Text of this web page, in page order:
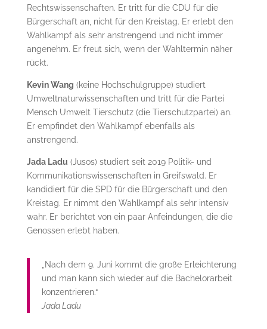
Rechtswissenschaften. Er tritt für die CDU für die
Bürgerschaft an, nicht für den Kreistag. Er erlebt den
Wahlkampf als sehr anstrengend und nicht immer
angenehm. Er freut sich, wenn der Wahltermin näher
rückt.
Kevin Wang (keine Hochschulgruppe) studiert
Umweltnaturwissenschaften und tritt für die Partei
Mensch Umwelt Tierschutz (die Tierschutzpartei) an.
Er empfindet den Wahlkampf ebenfalls als
anstrengend.
Jada Ladu (Jusos) studiert seit 2019 Politik- und
Kommunikationswissenschaften in Greifswald. Er
kandidiert für die SPD für die Bürgerschaft und den
Kreistag. Er nimmt den Wahlkampf als sehr intensiv
wahr. Er berichtet von ein paar Anfeindungen, die die
Genossen erlebt haben.
„Nach dem 9. Juni kommt die große Erleichterung
und man kann sich wieder auf die Bachelorarbeit
konzentrieren.“
Jada Ladu